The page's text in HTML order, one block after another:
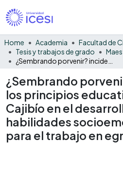
Home Academia
Facultad de
Tesis y trabajos de grado
¿Sembrando
los principios
Cajibío en el
habilidades
para el trabajo en